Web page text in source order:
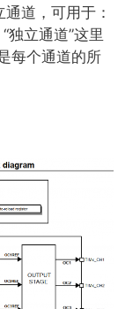
道，可用于：
独立通道”这里
每个通道的所